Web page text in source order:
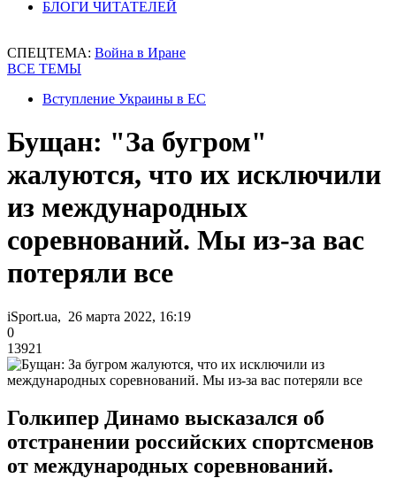
БЛОГИ ЧИТАТЕЛЕЙ
СПЕЦТЕМА: Война в Иране
ВСЕ ТЕМЫ
Вступление Украины в ЕС
Бущан: "За бугром"
жалуются, что их исключили
из международных
соревнований. Мы из-за вас
потеряли все
iSport.ua, 26 марта 2022, 16:19
0
13921
Голкипер Динамо высказался об
отстранении российских спортсменов
от международных соревнований.